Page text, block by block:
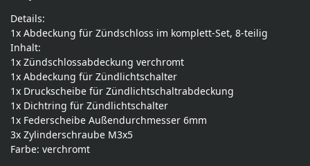
Details:
1x Abdeckung für Zündschloss im komplett-Set, 8-teilig
Inhalt:
1x Zündschlossabdeckung verchromt
1x Abdeckung für Zündlichtschalter
1x Druckscheibe für Zündlichtschaltrabdeckung
1x Dichtring für Zündlichtschalter
1x Federscheibe Außendurchmesser 6mm
3x Zylinderschraube M3x5
Farbe: verchromt